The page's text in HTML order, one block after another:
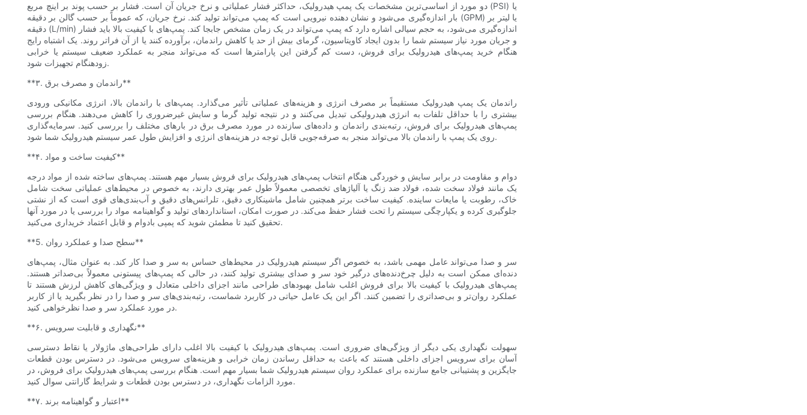
دو مورد از اساسی‌ترین مشخصات یک پمپ هیدرولیک، حداکثر فشار عملیاتی و نرخ جریان آن است. فشار بر حسب پوند بر اینچ مربع (PSI) یا
بار اندازه‌گیری می‌شود و نشان دهنده نیرویی است که پمپ می‌تواند تولید کند. نرخ جریان، که عموماً بر حسب گالن بر دقیقه (GPM) یا لیتر بر
دقیقه (L/min) اندازه‌گیری می‌شود، به حجم سیالی اشاره دارد که پمپ می‌تواند در یک زمان مشخص جابجا کند. پمپ‌های با کیفیت بالا باید فشار
و جریان مورد نیاز سیستم شما را بدون ایجاد کاویتاسیون، گرمای بیش از حد یا کاهش راندمان، برآورده کنند یا از آن فراتر روند. یک اشتباه رایج
هنگام خرید پمپ‌های هیدرولیک برای فروش، دست کم گرفتن این پارامترها است که می‌تواند منجر به عملکرد ضعیف سیستم یا خرابی
زودهنگام تجهیزات شود.
**۳. راندمان و مصرف برق**
راندمان یک پمپ هیدرولیک مستقیماً بر مصرف انرژی و هزینه‌های عملیاتی تأثیر می‌گذارد. پمپ‌های با راندمان بالا، انرژی مکانیکی ورودی
بیشتری را با حداقل تلفات به انرژی هیدرولیکی تبدیل می‌کنند و در نتیجه تولید گرما و سایش غیرضروری را کاهش می‌دهند. هنگام بررسی
پمپ‌های هیدرولیک برای فروش، رتبه‌بندی راندمان و داده‌های سازنده در مورد مصرف برق در بارهای مختلف را بررسی کنید. سرمایه‌گذاری
روی یک پمپ با راندمان بالا می‌تواند منجر به صرفه‌جویی قابل توجه در هزینه‌های انرژی و افزایش طول عمر سیستم هیدرولیک شما شود.
**۴. کیفیت ساخت و مواد**
دوام و مقاومت در برابر سایش و خوردگی هنگام انتخاب پمپ‌های هیدرولیک برای فروش بسیار مهم هستند. پمپ‌های ساخته شده از مواد درجه
یک مانند فولاد سخت شده، فولاد ضد زنگ یا آلیاژهای تخصصی معمولاً طول عمر بهتری دارند، به خصوص در محیط‌های عملیاتی سخت شامل
خاک، رطوبت یا مایعات ساینده. کیفیت ساخت برتر همچنین شامل ماشینکاری دقیق، تلرانس‌های دقیق و آب‌بندی‌های قوی است که از نشتی
جلوگیری کرده و یکپارچگی سیستم را تحت فشار حفظ می‌کند. در صورت امکان، استانداردهای تولید و گواهینامه مواد را بررسی یا در مورد آنها
تحقیق کنید تا مطمئن شوید که پمپی بادوام و قابل اعتماد خریداری می‌کنید.
**5. سطح صدا و عملکرد روان**
سر و صدا می‌تواند عامل مهمی باشد، به خصوص اگر سیستم هیدرولیک در محیط‌های حساس به سر و صدا کار کند. به عنوان مثال، پمپ‌های
دنده‌ای ممکن است به دلیل چرخ‌دنده‌های درگیر خود سر و صدای بیشتری تولید کنند، در حالی که پمپ‌های پیستونی معمولاً بی‌صداتر هستند.
پمپ‌های هیدرولیک با کیفیت بالا برای فروش اغلب شامل بهبودهای طراحی مانند اجزای داخلی متعادل و ویژگی‌های کاهش لرزش هستند تا
عملکرد روان‌تر و بی‌صداتری را تضمین کنند. اگر این یک عامل حیاتی در کاربرد شماست، رتبه‌بندی‌های سر و صدا را در نظر بگیرید یا از کاربر
در مورد عملکرد سر و صدا نظرخواهی کنید.
**۶. نگهداری و قابلیت سرویس**
سهولت نگهداری یکی دیگر از ویژگی‌های ضروری است. پمپ‌های هیدرولیک با کیفیت بالا اغلب دارای طراحی‌های ماژولار یا نقاط دسترسی
آسان برای سرویس اجزای داخلی هستند که باعث به حداقل رساندن زمان خرابی و هزینه‌های سرویس می‌شود. در دسترس بودن قطعات
جایگزین و پشتیبانی جامع سازنده برای عملکرد روان سیستم هیدرولیک شما بسیار مهم است. هنگام بررسی پمپ‌های هیدرولیک برای فروش، در
مورد الزامات نگهداری، در دسترس بودن قطعات و شرایط گارانتی سوال کنید.
**۷. اعتبار و گواهینامه برند**